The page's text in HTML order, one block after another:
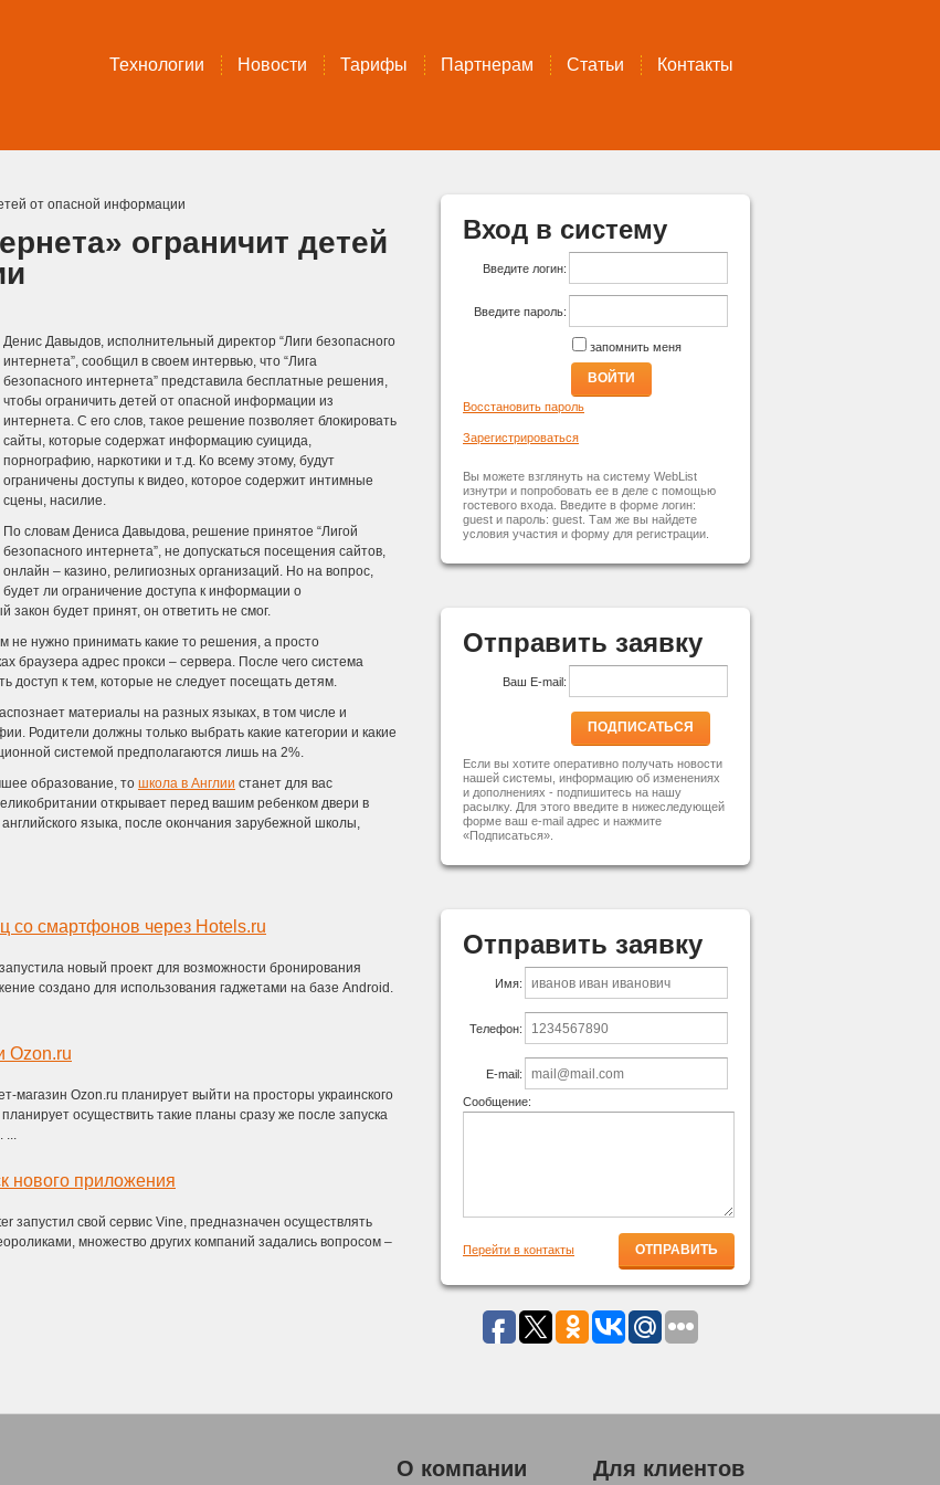
Технологии Новости Тарифы Партнерам Статьи Контакты
от опасной информации
ограничит детей
Денис Давыдов, исполнительный директор “Лиги безопасного
интернета”, сообщил в своем интервью, что “Лига
безопасного интернета” представила бесплатные решения,
чтобы ограничить детей от опасной информации из
интернета. С его слов, такое решение позволяет блокировать
сайты, которые содержат информацию суицида,
порнографию, наркотики и т.д. Ко всему этому, будут
ограничены доступы к видео, которое содержит интимные
сцены, насилие.
По словам Дениса Давыдова, решение принятое “Лигой
безопасного интернета”, не допускаться посещения сайтов,
онлайн – казино, религиозных организаций. Но на вопрос,
будет ли ограничение доступа к информации о
будет принят, он ответить не смог.
не нужно принимать какие то решения, а просто
браузера адрес прокси – сервера. После чего система
доступ к тем, которые не следует посещать детям.
материалы на разных языках, в том числе и
Родители должны только выбрать какие категории и какие
системой предполагаются лишь на 2%.
образование, то школа в Англии станет для вас
открывает перед вашим ребенком двери в
языка, после окончания зарубежной школы,
со смартфонов через Hotels.ru
новый проект для возможности бронирования
создано для использования гаджетами на базе Android.
Ozon.ru
магазин Ozon.ru планирует выйти на просторы украинского
осуществить такие планы сразу же после запуска
...
нового приложения
запустил свой сервис Vine, предназначен осуществлять
множество других компаний задались вопросом –
Вход в систему
Введите логин:
Введите пароль:
запомнить меня
ВОЙТИ
Восстановить пароль
Зарегистрироваться
Вы можете взглянуть на систему WebList
изнутри и попробовать ее в деле с помощью
гостевого входа. Введите в форме логин:
guest и пароль: guest. Там же вы найдете
условия участия и форму для регистрации.
Отправить заявку
Ваш E-mail:
ПОДПИСАТЬСЯ
Если вы хотите оперативно получать новости
нашей системы, информацию об изменениях
и дополнениях - подпишитесь на нашу
расылку. Для этого введите в нижеследующей
форме ваш e-mail адрес и нажмите
«Подписаться».
Отправить заявку
Имя:
Телефон:
E-mail:
Сообщение:
Перейти в контакты
О компании Для клиентов